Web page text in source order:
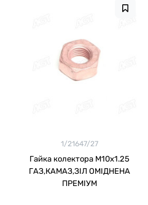
1/21647/27
Гайка колектора М10х1.25
ГАЗ,КАМАЗ,ЗІЛ ОМІДНЕНА
ПРЕМІУМ